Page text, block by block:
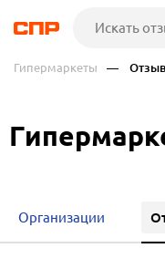
Гипермаркеты —
Организации